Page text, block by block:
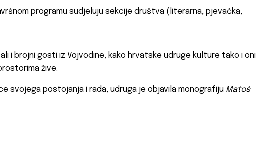
programu sudjeluju sekcije društva (literarna, pjevačka,
i brojni gosti iz Vojvodine, kako hrvatske udruge kulture tako i oni
žive.
svojega postojanja i rada, udruga je objavila monografiju Matoš